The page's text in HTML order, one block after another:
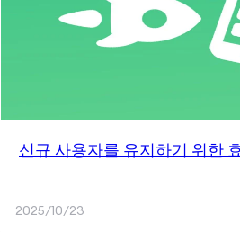
신규 사용자를 유지하기 위한
2025/10/23